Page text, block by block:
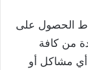
الحصول على
من كافة
أي مشاكل أو